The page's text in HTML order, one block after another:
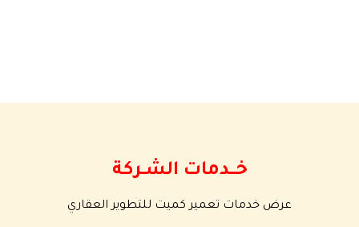
خــــدمات الشــركة
عرض خدمات تعمير كميت للتطوير العقاري